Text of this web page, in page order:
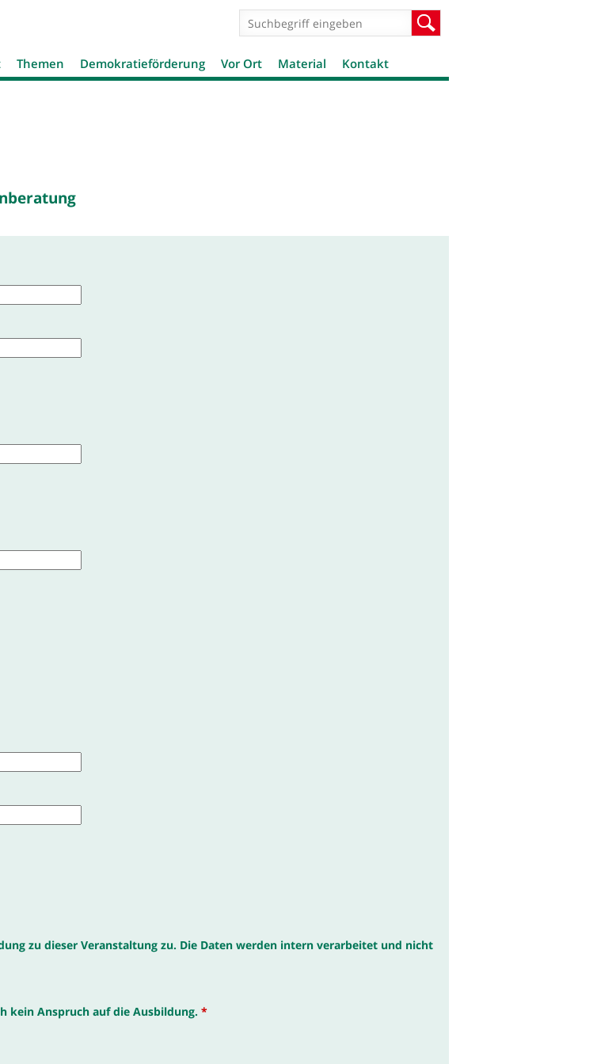
Suchformular
Themen Demokratieförderung Vor Ort Material Kontakt
zu dieser Veranstaltung zu. Die Daten werden intern verarbeitet und nicht
kein Anspruch auf die Ausbildung. *